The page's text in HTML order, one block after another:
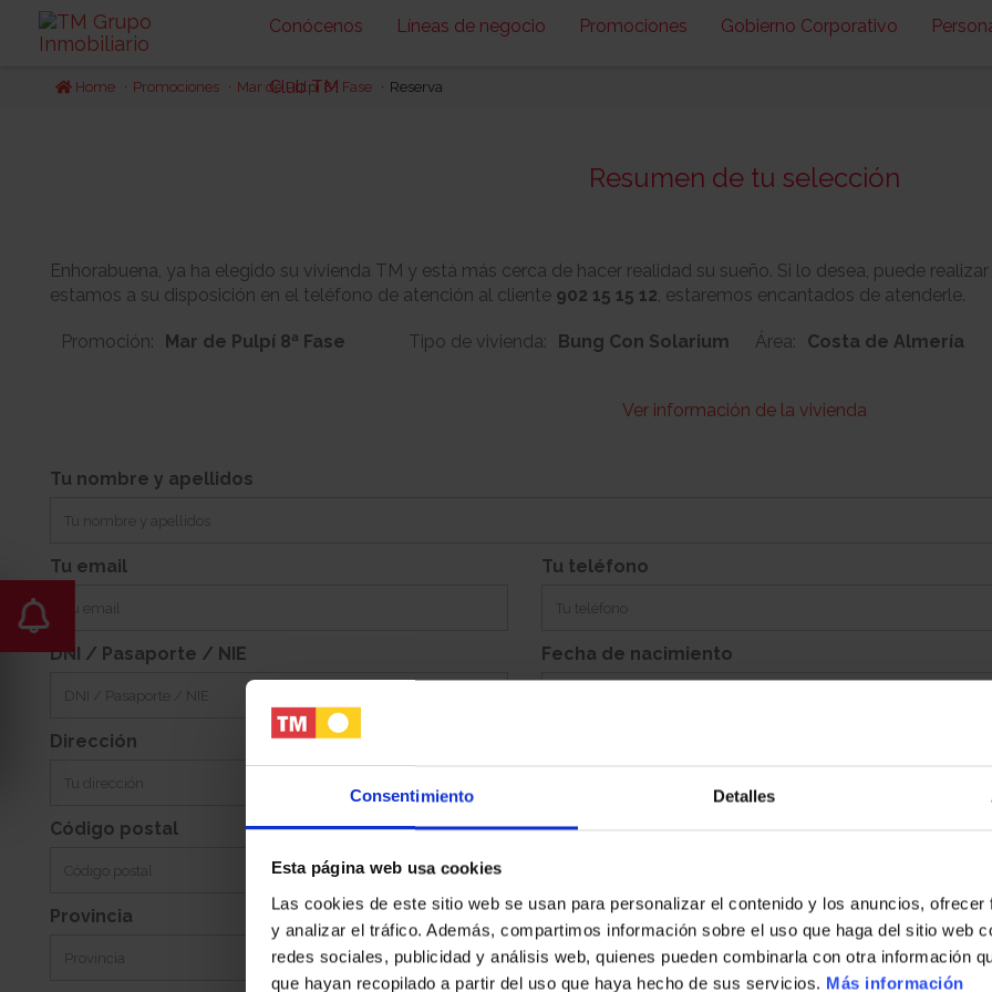
Consentimiento Detalles
Esta página web usa cookies
Las cookies de este sitio web se usan para personalizar el contenido y los anuncios,
y analizar el tráfico. Además, compartimos información sobre el uso que haga del sitio web
redes sociales, publicidad y análisis web, quienes pueden combinarla con otra información
que hayan recopilado a partir del uso que haya hecho de sus servicios. Más información
Conócenos Líneas de negocio Promociones Gobierno Corporativo
Club TM
Home Promociones Mar de Pulpí 8ª Fase Reserva
Resumen de tu selección
Enhorabuena, ya ha elegido su vivienda TM y está más cerca de hacer realidad su sueño. Si lo desea, puede
estamos a su disposición en el teléfono de atención al cliente 902 15 15 12, estaremos encantados de atenderle.
Promoción: Mar de Pulpí 8ª Fase Tipo de vivienda: Bung Con Solarium Área: Costa de Almería
Ver información de la vivienda
10
Jardin: -
Tu nombre y apellidos
Tu email Tu teléfono
DNI / Pasaporte / NIE Fecha de nacimiento
Dirección
Código postal Población
Provincia País